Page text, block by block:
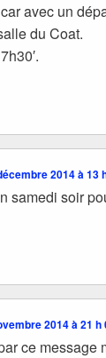
avec un
du Coat.
2014 à 13
samedi soir
2014 à 21 h
ce message